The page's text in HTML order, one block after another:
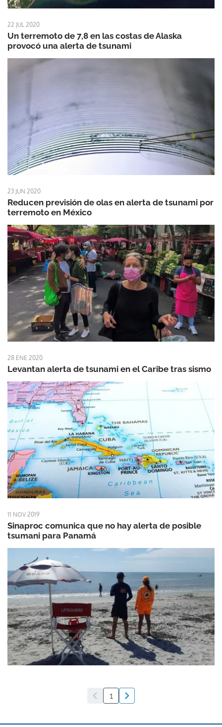
22 JUL 2020
Un terremoto de 7,8 en las costas de Alaska
provocó una alerta de tsunami
23 JUN 2020
Reducen previsión de olas en alerta de tsunami por
terremoto en México
28 ENE 2020
Levantan alerta de tsunami en el Caribe tras sismo
11 NOV 2019
Sinaproc comunica que no hay alerta de posible
tsumani para Panamá
1